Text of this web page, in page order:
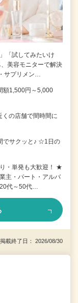
「試してみたいけ
美容モニターで解決
サプリメン…
額1,500円～5,000
の店舗で間時間に
でサクッと♪ ☆1日の
・単発も大歓迎！ ★
主・パート・アルバ
代～50代…
載終了日： 2026/08/30